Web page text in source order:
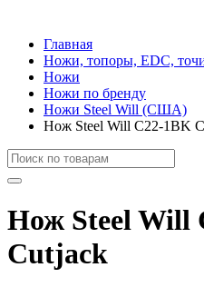
Главная
Ножи, топоры, EDC,
Ножи
Ножи по бренду
Ножи Steel Will (США)
Нож Steel Will C22-1BK
Нож Steel Will
Cutjack